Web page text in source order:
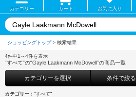
カテゴリー カート お気に入り
ショッピングトップ>
4件中1～4件を表示
“すべて”の“Gayle Laakmann McDowell”の商品一覧
カテゴリーを選択 条件で絞る
カテゴリー： “すべて”